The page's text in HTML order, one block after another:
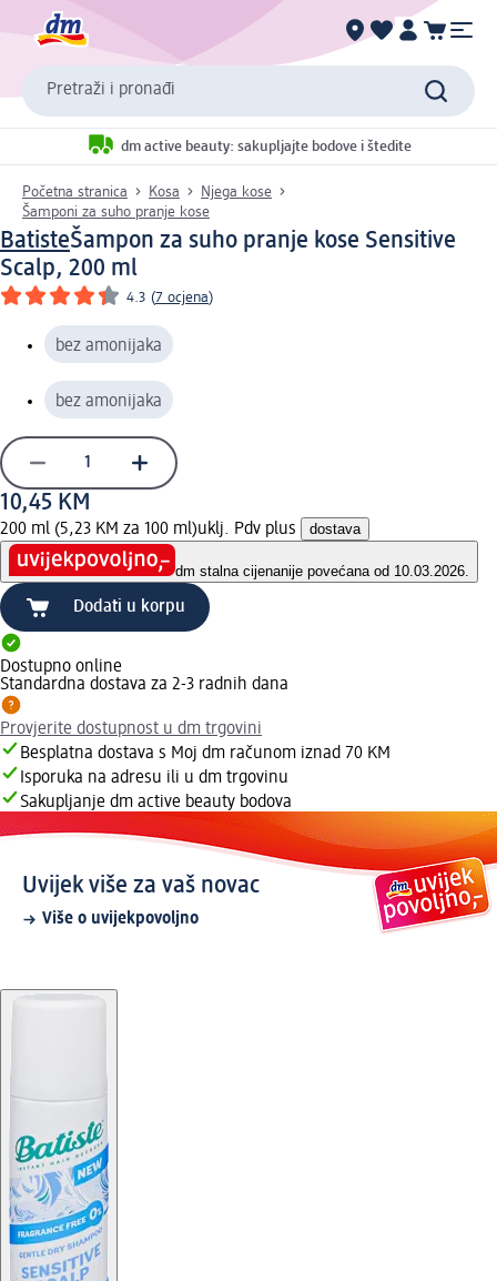
Pretraži i pronađi
dm active beauty: sakupljajte bodove i štedite
Početna stranica Kosa
Njega kose
Šamponi za suho pranje kose
BatisteŠampon za suho pranje kose Sensitive
Scalp, 200 ml
4.3 (7 ocjena)
bez amonijaka
bez amonijaka
10,45 KM
200 ml (5,23 KM za 100 ml)uklj. Pdv plus dostava
dm stalna cijenanije povećana od 10.03.2026.
Dodati u korpu
Dostupno online
Standardna dostava za 2-3 radnih dana
Provjerite dostupnost u dm trgovini
Besplatna dostava s Moj dm računom iznad 70 KM
Isporuka na adresu ili u dm trgovinu
Sakupljanje dm active beauty bodova
Uvijek više za vaš novac
Više o uvijekpovoljno